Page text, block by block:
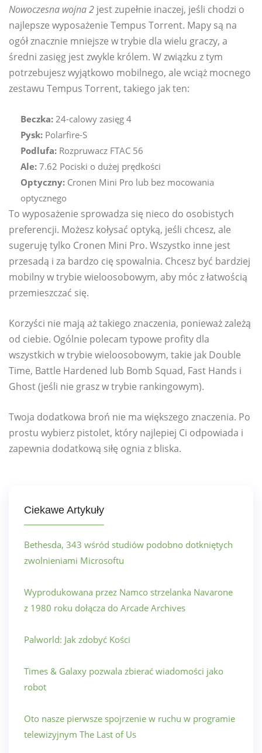
Nowoczesna wojna 2 jest zupełnie inaczej, jeśli chodzi o
najlepsze wyposażenie Tempus Torrent. Mapy są na
ogół znacznie mniejsze w trybie dla wielu graczy, a
średni zasięg jest zwykle królem. W związku z tym
potrzebujesz wyjątkowo mobilnego, ale wciąż mocnego
zestawu Tempus Torrent, takiego jak ten:
Beczka: 24-calowy zasięg 4
Pysk: Polarfire-S
Podlufa: Rozpruwacz FTAC 56
Ale: 7.62 Pociski o dużej prędkości
Optyczny: Cronen Mini Pro lub bez mocowania
optycznego
To wyposażenie sprowadza się nieco do osobistych
preferencji. Możesz kołysać optyką, jeśli chcesz, ale
sugeruję tylko Cronen Mini Pro. Wszystko inne jest
przesadą i za bardzo cię spowalnia. Chcesz być bardziej
mobilny w trybie wieloosobowym, aby móc z łatwością
przemieszczać się.
Korzyści nie mają aż takiego znaczenia, ponieważ zależą
od ciebie. Ogólnie polecam typowe profity dla
wszystkich w trybie wieloosobowym, takie jak Double
Time, Battle Hardened lub Bomb Squad, Fast Hands i
Ghost (jeśli nie grasz w trybie rankingowym).
Twoja dodatkowa broń nie ma większego znaczenia. Po
prostu wybierz pistolet, który najlepiej Ci odpowiada i
zapewnia dodatkową siłę ognia z bliska.
Ciekawe Artykuły
Bethesda, 343 wśród studiów podobno dotkniętych
zwolnieniami Microsoftu
Wyprodukowana przez Namco strzelanka Navarone
z 1980 roku dołącza do Arcade Archives
Palworld: Jak zdobyć Kości
Times & Galaxy pozwala zbierać wiadomości jako
robot
Oto nasze pierwsze spojrzenie w ruchu w programie
telewizyjnym The Last of Us